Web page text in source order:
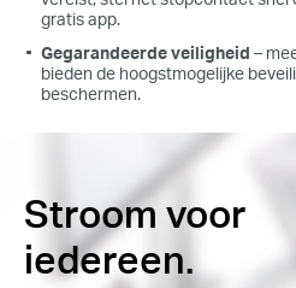
gratis app.
Gegarandeerde veiligheid –
bieden de hoogstmogelijke
beschermen.
Stroom voor
iedereen.